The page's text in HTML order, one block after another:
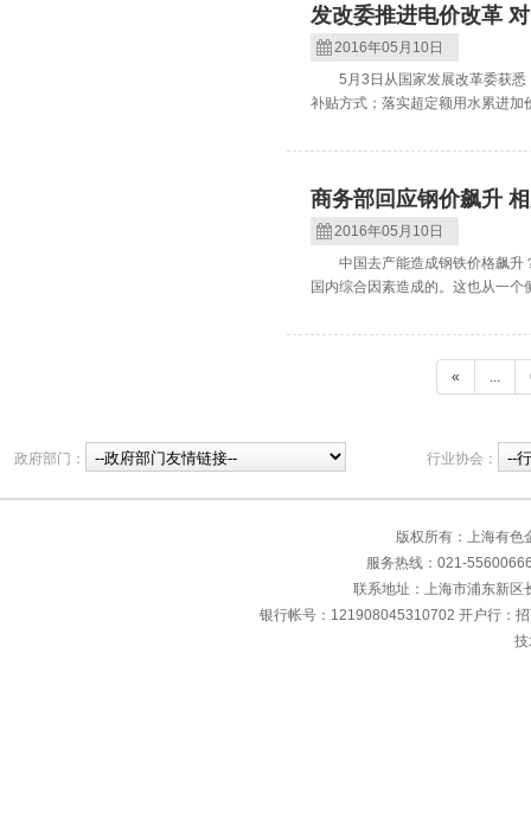
发改委推进电价改革
2016年05月10日
5月3日从国家发展改革委获悉
补贴方式；落实超定额用水累进
商务部回应钢价飙升
2016年05月10日
中国去产能造成钢铁价格飙升？
国内综合因素造成的。这也从一
« ...
政府部门： 行业协会：
版权所有：上海有
服务热线：021-
联系地址：上海市浦东新
银行帐号：121908045310702 开户行：